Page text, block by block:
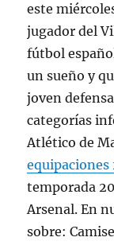
este
jugador del
fútbol
un sueño y
joven
categorías
Atlético de
equipaciones
temporada
Arsenal. En
sobre: